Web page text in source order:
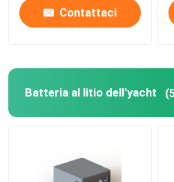
Contattaci
Batteria al litio dell'yacht